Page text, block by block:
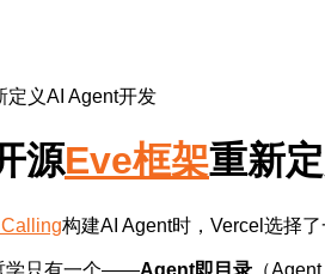
源Eve框架重新
构建AI Agent时，Vercel选择
学只有一个——Agent即目录 （